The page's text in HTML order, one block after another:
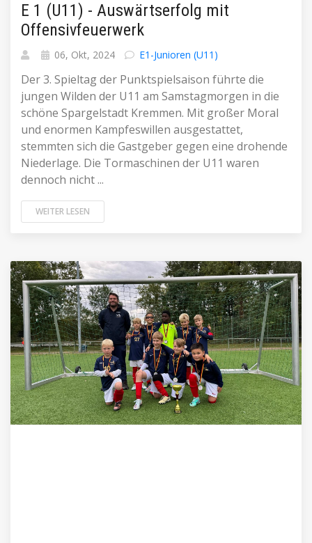
E 1 (U11) - Auswärtserfolg mit
Offensivfeuerwerk
06, Okt, 2024 E1-Junioren (U11)
Der 3. Spieltag der Punktspielsaison führte die
jungen Wilden der U11 am Samstagmorgen in die
schöne Spargelstadt Kremmen. Mit großer Moral
und enormen Kampfeswillen ausgestattet,
stemmten sich die Gastgeber gegen eine drohende
Niederlage. Die Tormaschinen der U11 waren
dennoch nicht ...
WEITER LESEN